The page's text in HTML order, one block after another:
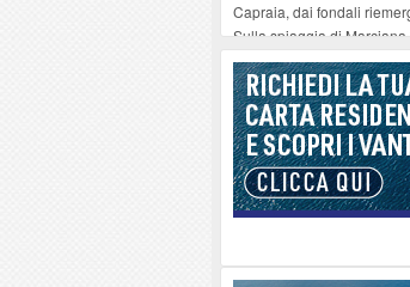
Capraia, dai fondali
Sulla spiaggia di
Rotta Elba–Bali: il viaggio
Il 9 e 11 agosto, due
Danilo Casali, marinaio